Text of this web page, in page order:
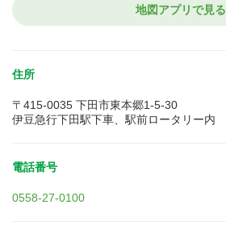
地図アプリで見る
住所
〒415-0035 下田市東本郷1-5-30
伊豆急行下田駅下車、駅前ロータリー内
電話番号
0558-27-0100